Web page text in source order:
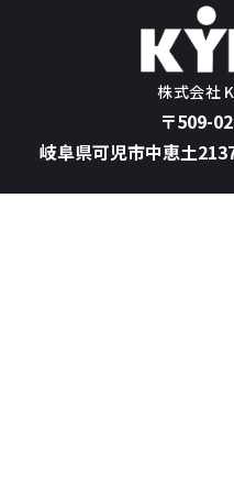
株式会社
〒509-
岐阜県可児市中恵土